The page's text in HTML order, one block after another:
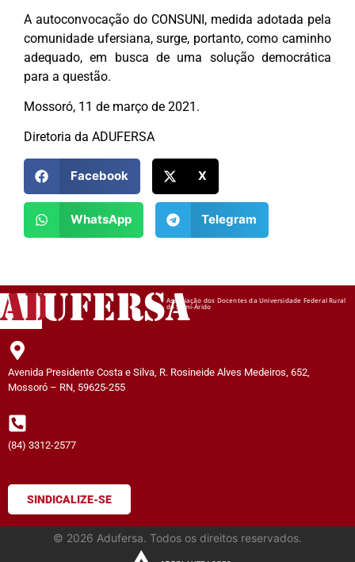
A autoconvocação do CONSUNI, medida adotada pela
comunidade ufersiana, surge, portanto, como caminho
adequado, em busca de uma solução democrática
para a questão.
Mossoró, 11 de março de 2021.
Diretoria da ADUFERSA
Facebook X
WhatsApp Telegram
ADUFERSAAssociação dos Docentes da Universidade Federal Rural
do Semi-Árido
Avenida Presidente Costa e Silva, R. Rosineide Alves Medeiros, 652,
Mossoró – RN, 59625-255
(84) 3312-2577
SINDICALIZE-SE
© 2026 Adufersa. Todos os direitos reservados.